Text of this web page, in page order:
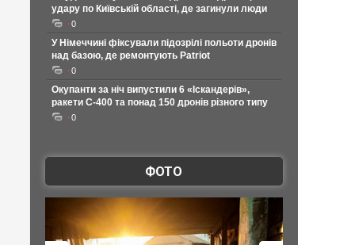
удару по Київській області, де загинули люди
0
У Німеччині фіксували підозрілі польоти дронів
над базою, де ремонтують Patriot
0
Окупанти за ніч випустили 6 «Іскандерів»,
ракети С-400 та понад 150 дронів різного типу
0
ФОТО